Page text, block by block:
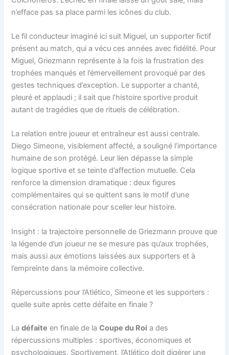
n’efface pas sa place parmi les icônes du club.
Le fil conducteur imaginé ici suit Miguel, un supporter fictif
présent au match, qui a vécu ces années avec fidélité. Pour
Miguel, Griezmann représente à la fois la frustration des
trophées manqués et l’émerveillement provoqué par des
gestes techniques d’exception. Le supporter a chanté,
pleuré et applaudi ; il sait que l’histoire sportive produit
autant de tragédies que de rituels de célébration.
La relation entre joueur et entraîneur est aussi centrale.
Diego Simeone, visiblement affecté, a souligné l’importance
humaine de son protégé. Leur lien dépasse la simple
logique sportive et se teinte d’affection mutuelle. Cela
renforce la dimension dramatique : deux figures
complémentaires qui se quittent sans le motif d’une
consécration nationale pour sceller leur histoire.
Insight : la trajectoire personnelle de Griezmann prouve que
la légende d’un joueur ne se mesure pas qu’aux trophées,
mais aussi aux émotions laissées aux supporters et à
l’empreinte dans la mémoire collective.
Répercussions pour l’Atlético, Simeone et les supporters :
quelle suite après cette défaite en finale ?
Ladéfaite en finale de laCoupe du Roi a des
répercussions multiples : sportives, économiques et
psychologiques. Sportivement, l’Atlético doit digérer une